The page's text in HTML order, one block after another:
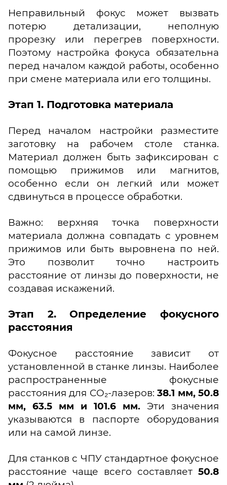
Неправильный фокус может вызвать
потерю детализации, неполную
прорезку или перегрев поверхности.
Поэтому настройка фокуса обязательна
перед началом каждой работы, особенно
при смене материала или его толщины.
Этап 1. Подготовка материала
Перед началом настройки разместите
заготовку на рабочем столе станка.
Материал должен быть зафиксирован с
помощью прижимов или магнитов,
особенно если он легкий или может
сдвинуться в процессе обработки.
Важно: верхняя точка поверхности
материала должна совпадать с уровнем
прижимов или быть выровнена по ней.
Это позволит точно настроить
расстояние от линзы до поверхности, не
создавая искажений.
Этап 2. Определение фокусного
расстояния
Фокусное расстояние зависит от
установленной в станке линзы. Наиболее
распространенные фокусные
расстояния для CO₂-лазеров:38.1 мм, 50.8
мм, 63.5 мм и 101.6 мм. Эти значения
указываются в паспорте оборудования
или на самой линзе.
Для станков с ЧПУ стандартное фокусное
расстояние чаще всего составляет 50.8